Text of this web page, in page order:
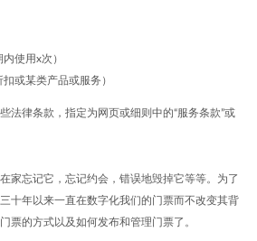
使用x次）
或某类产品或服务）
法律条款，指定为网页或细则中的“服务条款”或
家忘记它，忘记约会，错误地毁掉它等等。为了
十年以来一直在数字化我们的门票而不改变其背
票的方式以及如何发布和管理门票了。